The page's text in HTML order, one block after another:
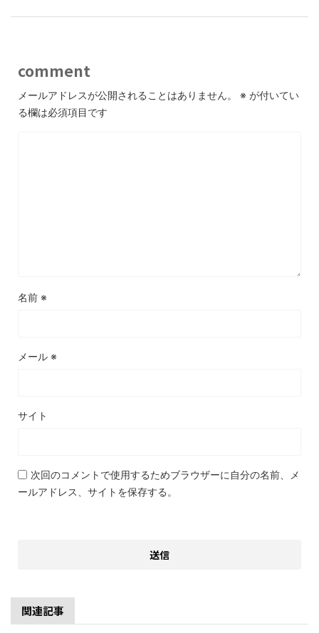
comment
メールアドレスが公開されることはありません。 ※ が付いてい
る欄は必須項目です
名前 ※
メール ※
サイト
次回のコメントで使用するためブラウザーに自分の名前、メ
ールアドレス、サイトを保存する。
関連記事